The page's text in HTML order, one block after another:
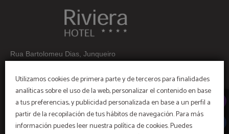
Utilizamos cookies de primera parte y de terceros para finalidades
analíticas sobre el uso de la web, personalizar el contenido en base
a tus preferencias, y publicidad personalizada en base a un perfil a
partir de la recopilación de tus hábitos de navegación. Para más
información puedes leer nuestra política de cookies. Puedes
Rua Bartolomeu Dias, Junqueiro
Telf:+ 351 214586600
Grupos: +351 214 586 609
(Llamada red fija nacional)